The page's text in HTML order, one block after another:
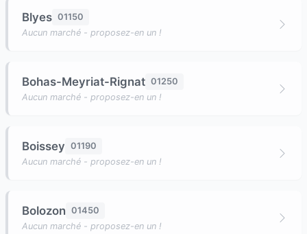
Blyes 01150
Aucun marché - proposez-en un !
Bohas-Meyriat-Rignat 01250
Aucun marché - proposez-en un !
Boissey 01190
Aucun marché - proposez-en un !
Bolozon 01450
Aucun marché - proposez-en un !